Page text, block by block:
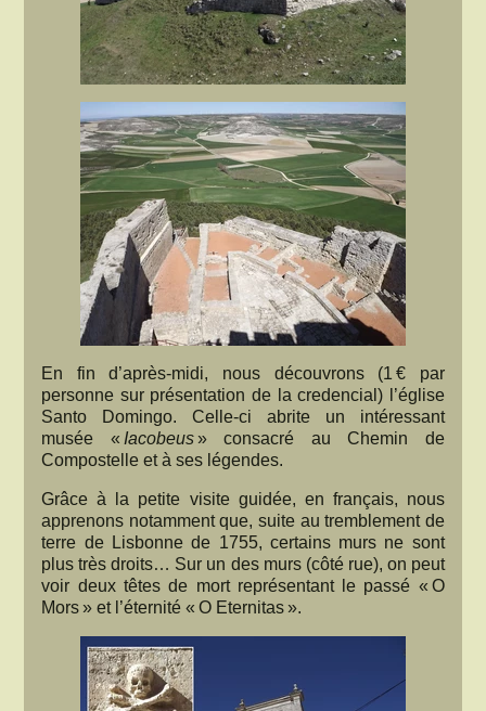
En fin d’après-midi, nous découvrons (1 € par
personne sur présentation de la credencial) l’église
Santo Domingo. Celle-ci abrite un intéressant
musée « Iacobeus» consacré au Chemin de
Compostelle et à ses légendes.
Grâce à la petite visite guidée, en français, nous
apprenons notamment que, suite au tremblement de
terre de Lisbonne de 1755, certains murs ne sont
plus très droits… Sur un des murs (côté rue), on peut
voir deux têtes de mort représentant le passé « O
Mors » et l’éternité « O Eternitas ».